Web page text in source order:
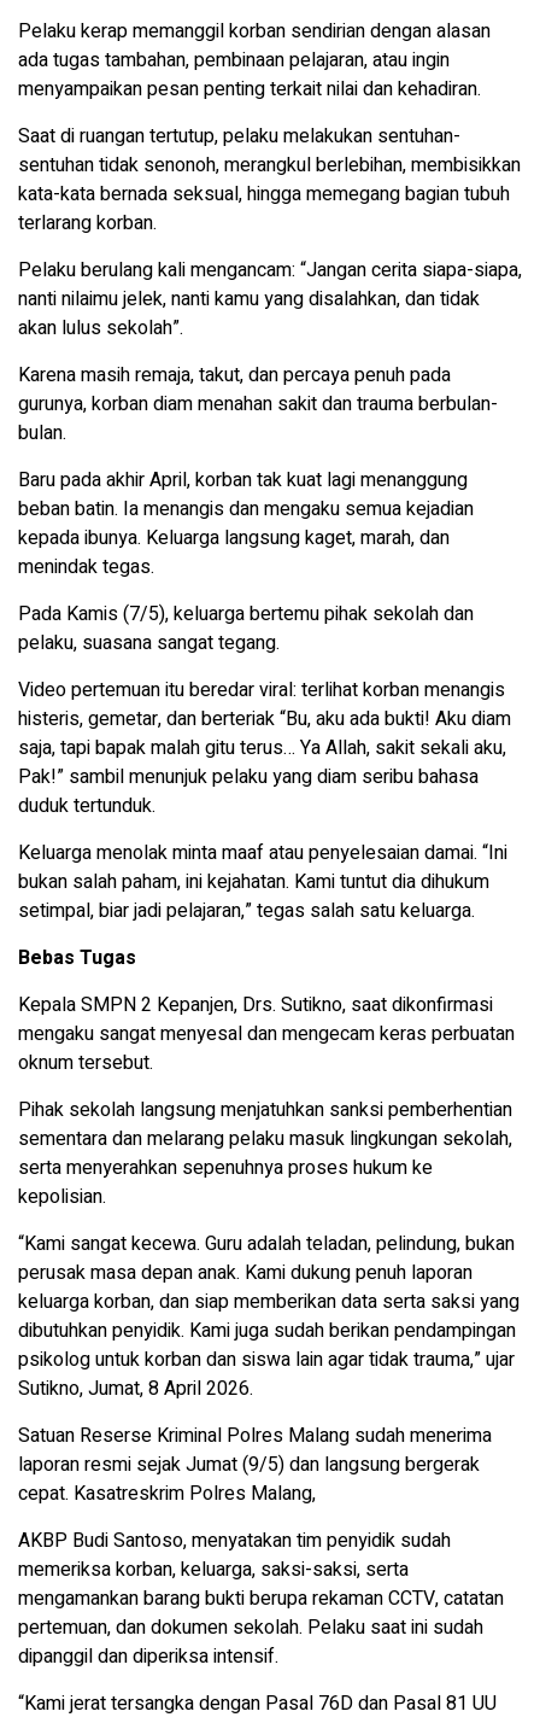
Pelaku kerap memanggil korban sendirian dengan alasan
ada tugas tambahan, pembinaan pelajaran, atau ingin
menyampaikan pesan penting terkait nilai dan kehadiran.
Saat di ruangan tertutup, pelaku melakukan sentuhan-
sentuhan tidak senonoh, merangkul berlebihan, membisikkan
kata-kata bernada seksual, hingga memegang bagian tubuh
terlarang korban.
Pelaku berulang kali mengancam: “Jangan cerita siapa-siapa,
nanti nilaimu jelek, nanti kamu yang disalahkan, dan tidak
akan lulus sekolah”.
Karena masih remaja, takut, dan percaya penuh pada
gurunya, korban diam menahan sakit dan trauma berbulan-
bulan.
Baru pada akhir April, korban tak kuat lagi menanggung
beban batin. Ia menangis dan mengaku semua kejadian
kepada ibunya. Keluarga langsung kaget, marah, dan
menindak tegas.
Pada Kamis (7/5), keluarga bertemu pihak sekolah dan
pelaku, suasana sangat tegang.
Video pertemuan itu beredar viral: terlihat korban menangis
histeris, gemetar, dan berteriak “Bu, aku ada bukti! Aku diam
saja, tapi bapak malah gitu terus… Ya Allah, sakit sekali aku,
Pak!” sambil menunjuk pelaku yang diam seribu bahasa
duduk tertunduk.
Keluarga menolak minta maaf atau penyelesaian damai. “Ini
bukan salah paham, ini kejahatan. Kami tuntut dia dihukum
setimpal, biar jadi pelajaran,” tegas salah satu keluarga.
Bebas Tugas
Kepala SMPN 2 Kepanjen, Drs. Sutikno, saat dikonfirmasi
mengaku sangat menyesal dan mengecam keras perbuatan
oknum tersebut.
Pihak sekolah langsung menjatuhkan sanksi pemberhentian
sementara dan melarang pelaku masuk lingkungan sekolah,
serta menyerahkan sepenuhnya proses hukum ke
kepolisian.
“Kami sangat kecewa. Guru adalah teladan, pelindung, bukan
perusak masa depan anak. Kami dukung penuh laporan
keluarga korban, dan siap memberikan data serta saksi yang
dibutuhkan penyidik. Kami juga sudah berikan pendampingan
psikolog untuk korban dan siswa lain agar tidak trauma,” ujar
Sutikno, Jumat, 8 April 2026.
Satuan Reserse Kriminal Polres Malang sudah menerima
laporan resmi sejak Jumat (9/5) dan langsung bergerak
cepat. Kasatreskrim Polres Malang,
AKBP Budi Santoso, menyatakan tim penyidik sudah
memeriksa korban, keluarga, saksi-saksi, serta
mengamankan barang bukti berupa rekaman CCTV, catatan
pertemuan, dan dokumen sekolah. Pelaku saat ini sudah
dipanggil dan diperiksa intensif.
“Kami jerat tersangka dengan Pasal 76D dan Pasal 81 UU